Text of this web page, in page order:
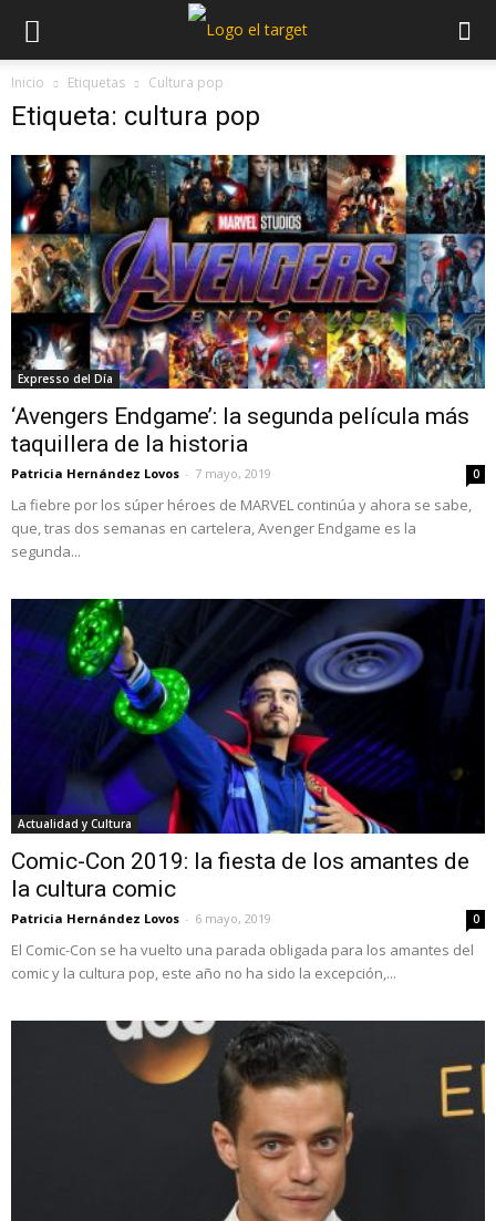
Inicio Etiquetas Cultura pop
Etiqueta: cultura pop
Expresso del Día
‘Avengers Endgame’: la segunda película más
taquillera de la historia
Patricia Hernández Lovos - 7 mayo, 2019 0
La fiebre por los súper héroes de MARVEL continúa y ahora se sabe,
que, tras dos semanas en cartelera, Avenger Endgame es la
segunda...
Actualidad y Cultura
Comic-Con 2019: la fiesta de los amantes de
la cultura comic
Patricia Hernández Lovos - 6 mayo, 2019 0
El Comic-Con se ha vuelto una parada obligada para los amantes del
comic y la cultura pop, este año no ha sido la excepción,...